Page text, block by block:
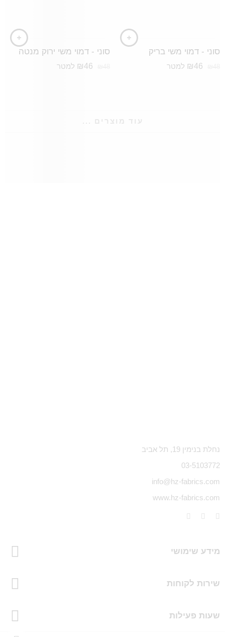
סוני - דמוי משי בריק
₪46 למטר
סוני - דמוי משי ירוק מנטה
₪46 למטר
נחלת בנימין 19, תל אביב
03-5103772
info@hz-fabrics.com
www.hz-fabrics.com
מידע שימושי
שירות לקוחות
שעות פעילות